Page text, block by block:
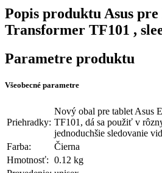
Popis produktuAsus pre
Transformer TF101 ,
Parametre produktu
Všeobecné parametre
Priehradky:
Nový obal pre tablet Asus
TF101, dá sa použiť v
jednoduchšie sledovanie
Farba:
Čierna
Hmotnosť: 0.12 kg